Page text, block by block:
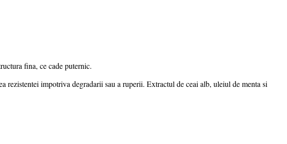
fina, ce cade puternic.
rezistentei impotriva degradarii sau a ruperii. Extractul de ceai alb, uleiul de menta si